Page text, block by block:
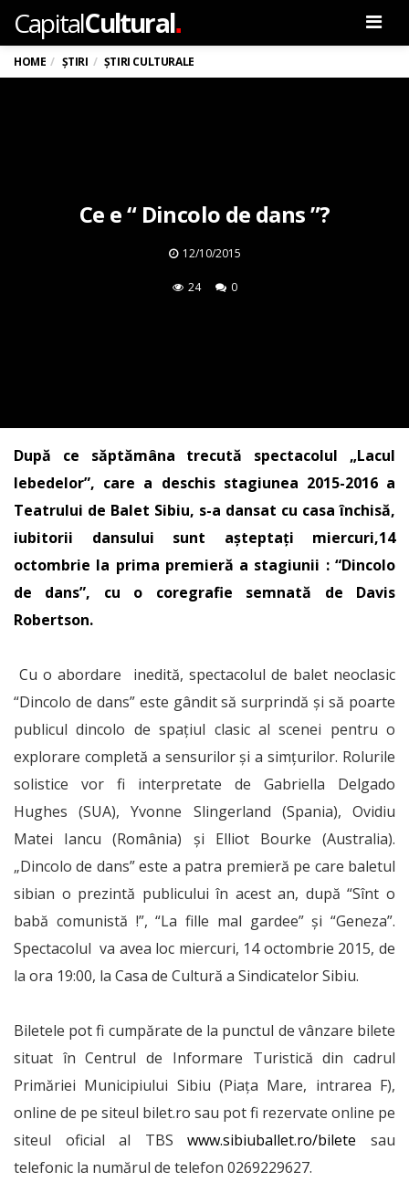
CapitalCultural.
HOME ȘTIRI ȘTIRI CULTURALE
Ce e “ Dincolo de dans ”?
12/10/2015
24 0
După ce săptămâna trecută spectacolul „Lacul
lebedelor”, care a deschis stagiunea 2015-2016 a
Teatrului de Balet Sibiu, s-a dansat cu casa închisă,
iubitorii dansului sunt așteptați miercuri,14
octombrie la prima premieră a stagiunii : “Dincolo
de dans”, cu o coregrafie semnată de Davis
Robertson.
Cu o abordare inedită, spectacolul de balet neoclasic
“Dincolo de dans” este gândit să surprindă şi să poarte
publicul dincolo de spaţiul clasic al scenei pentru o
explorare completă a sensurilor şi a simţurilor. Rolurile
solistice vor fi interpretate de Gabriella Delgado
Hughes (SUA), Yvonne Slingerland (Spania), Ovidiu
Matei Iancu (România) şi Elliot Bourke (Australia).
„Dincolo de dans” este a patra premieră pe care baletul
sibian o prezintă publicului în acest an, după “Sînt o
babă comunistă !”, “La fille mal gardee” şi “Geneza”.
Spectacolul va avea loc miercuri, 14 octombrie 2015, de
la ora 19:00, la Casa de Cultură a Sindicatelor Sibiu.
Biletele pot fi cumpărate de la punctul de vânzare bilete
situat în Centrul de Informare Turistică din cadrul
Primăriei Municipiului Sibiu (Piaţa Mare, intrarea F),
online de pe siteul bilet.ro sau pot fi rezervate online pe
siteul oficial al TBSwww.sibiuballet.ro/bilete sau
telefonic la numărul de telefon 0269229627.